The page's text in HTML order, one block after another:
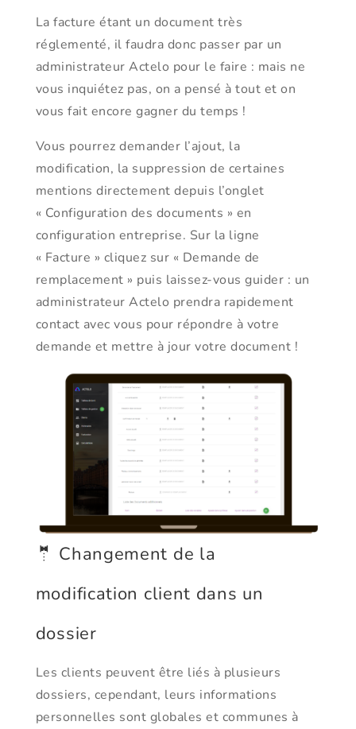
La facture étant un document très
réglementé, il faudra donc passer par un
administrateur Actelo pour le faire : mais ne
vous inquiétez pas, on a pensé à tout et on
vous fait encore gagner du temps !
Vous pourrez demander l’ajout, la
modification, la suppression de certaines
mentions directement depuis l’onglet
« Configuration des documents » en
configuration entreprise. Sur la ligne
« Facture » cliquez sur « Demande de
remplacement » puis laissez-vous guider : un
administrateur Actelo prendra rapidement
contact avec vous pour répondre à votre
demande et mettre à jour votre document !
🤵 Changement de la
modification client dans un
dossier
Les clients peuvent être liés à plusieurs
dossiers, cependant, leurs informations
personnelles sont globales et communes à